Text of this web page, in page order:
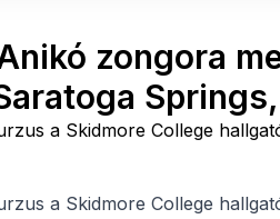
zongora
a Skidmore College
a Skidmore College